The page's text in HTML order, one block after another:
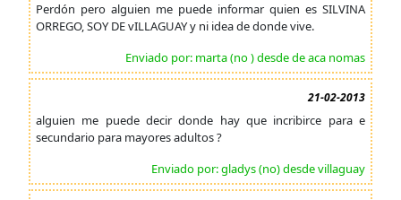
Perdón pero alguien me puede informar quien es SILVINA
ORREGO, SOY DE vILLAGUAY y ni idea de donde vive.
Enviado por: marta (no ) desde de aca nomas
21-02-2013
alguien me puede decir donde hay que incribirce para e
secundario para mayores adultos ?
Enviado por: gladys (no) desde villaguay